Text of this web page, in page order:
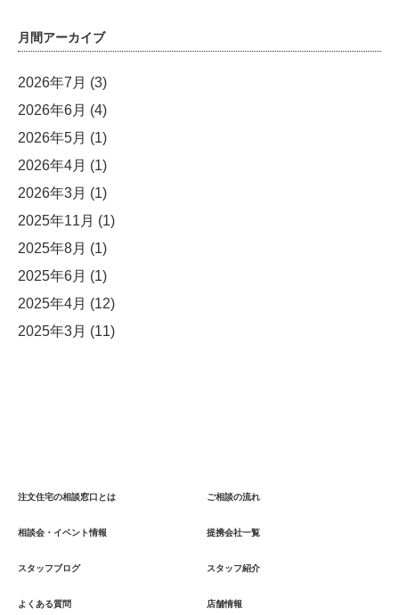
月間アーカイブ
2026年7月 (3)
2026年6月 (4)
2026年5月 (1)
2026年4月 (1)
2026年3月 (1)
2025年11月 (1)
2025年8月 (1)
2025年6月 (1)
2025年4月 (12)
2025年3月 (11)
注文住宅の相談窓口とは ご相談の流れ
相談会・イベント情報 提携会社一覧
スタッフブログ スタッフ紹介
よくある質問 店舗情報